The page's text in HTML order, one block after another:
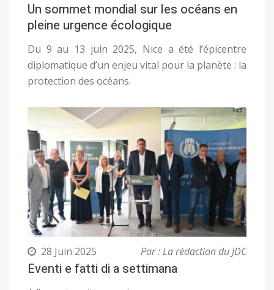
Un sommet mondial sur les océans en
pleine urgence écologique
Du 9 au 13 juin 2025, Nice a été l’épicentre
diplomatique d’un enjeu vital pour la planète : la
protection des océans.
28 Juin 2025 Par : La rédaction du JDC
Eventi e fatti di a settimana